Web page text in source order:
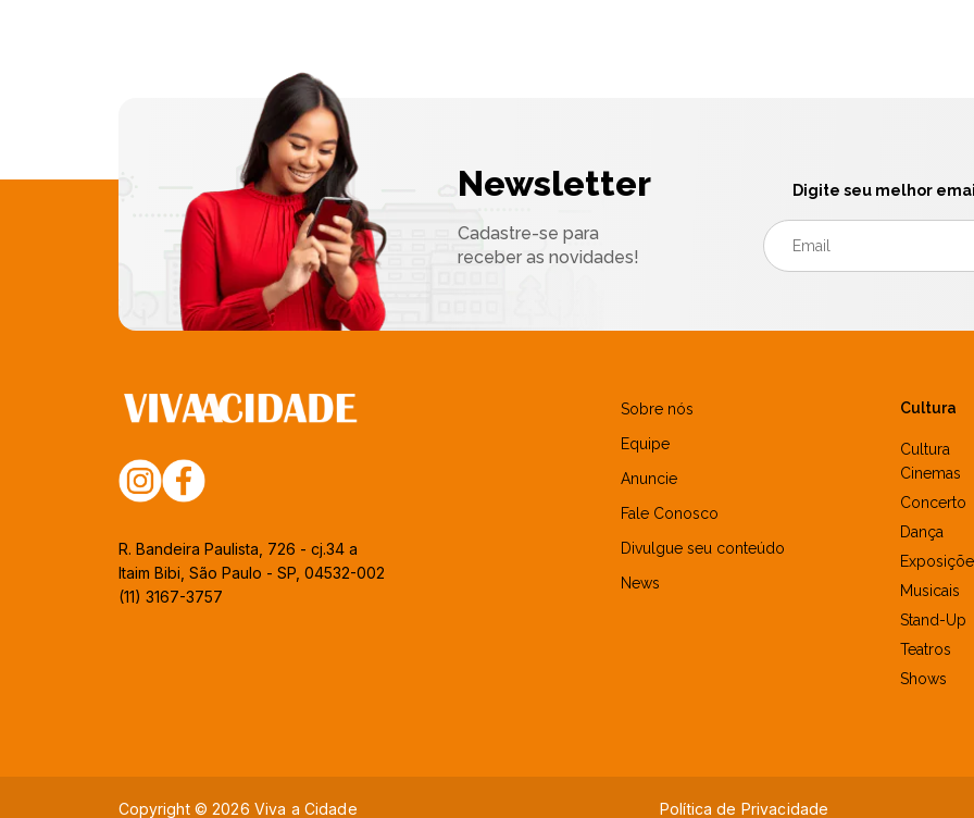
Newsletter
Cadastre-se para
receber as novidades!
Digite seu melhor
R. Bandeira Paulista, 726 - cj.34 a
Itaim Bibi, São Paulo - SP, 04532-002
(11) 3167-3757
Sobre nós
Equipe
Anuncie
Fale Conosco
Divulgue seu conteúdo
News
Cultura
Cultura
Cinemas
Concerto
Dança
Musicais
Stand-Up
Teatros
Shows
Copyright © 2026 Viva a Cidade Política de Privacidade